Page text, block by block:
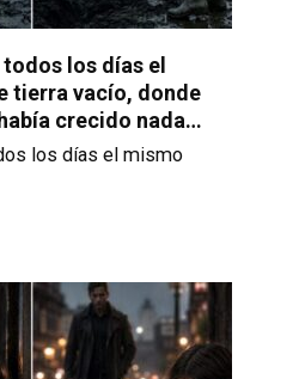
los días el
tierra vacío, donde
crecido nada…
los días el mismo